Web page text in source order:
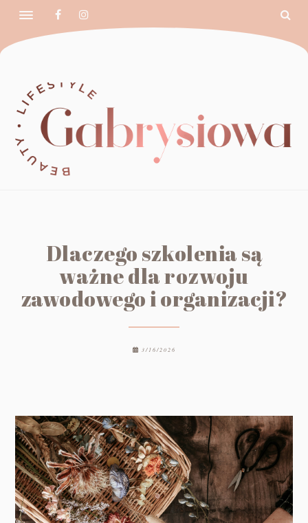
Dlaczego szkolenia są
ważne dla rozwoju
zawodowego i organizacji?
3/16/2026